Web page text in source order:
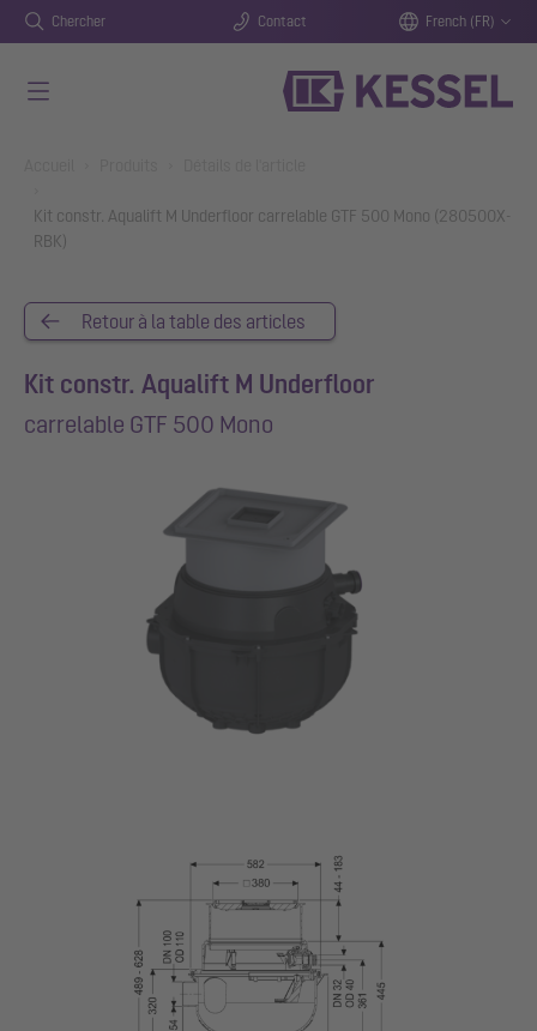
Chercher Contact French (FR)
Kit constr. Aqualift M Underfloor carrelable GTF 500 Mono (280500X-
RBK)
Retour à la table des articles
Kit constr. Aqualift M Underfloor
carrelable GTF 500 Mono